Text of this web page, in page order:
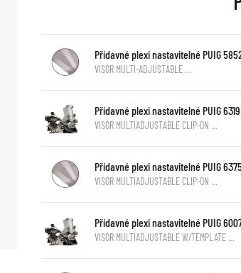
Přídavné plexi nastavitelné PUIG
VISOR MULTI-ADJUSTABLE …
Přídavné plexi nastavitelné PUIG
VISOR MULTIADJUSTABLE CLIP-ON …
Přídavné plexi nastavitelné PUIG
VISOR MULTIADJUSTABLE CLIP-ON …
Přídavné plexi nastavitelné PUIG
VISOR MULTIADJUSTABLE W/TEMPLATE …